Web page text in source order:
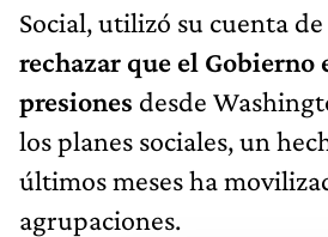
Social, utilizó su cuenta
rechazar que el Gobierno
presiones desde
los planes sociales, un
últimos meses ha
agrupaciones.